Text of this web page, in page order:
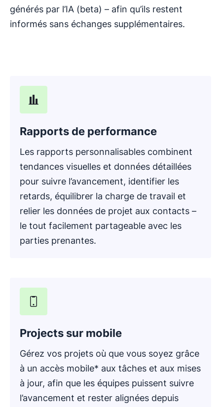
générés par l’IA (beta) – afin qu’ils restent
informés sans échanges supplémentaires.
Rapports de performance
Les rapports personnalisables combinent
tendances visuelles et données détaillées
pour suivre l’avancement, identifier les
retards, équilibrer la charge de travail et
relier les données de projet aux contacts –
le tout facilement partageable avec les
parties prenantes.
Projects sur mobile
Gérez vos projets où que vous soyez grâce
à un accès mobile* aux tâches et aux mises
à jour, afin que les équipes puissent suivre
l’avancement et rester alignées depuis